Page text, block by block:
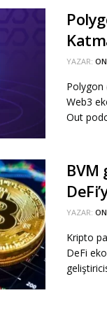
YAZAR:
Polygon
Web3
Out
BVM
YAZAR:
Kripto
DeFi